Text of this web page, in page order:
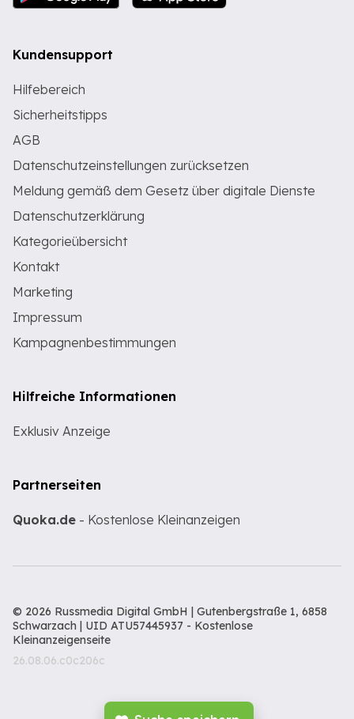
Kundensupport
Hilfebereich
Sicherheitstipps
AGB
Datenschutzeinstellungen zurücksetzen
Meldung gemäß dem Gesetz über digitale Dienste
Datenschutzerklärung
Kategorieübersicht
Kontakt
Marketing
Impressum
Kampagnenbestimmungen
Hilfreiche Informationen
Exklusiv Anzeige
Partnerseiten
Quoka.de - Kostenlose Kleinanzeigen
© 2026 Russmedia Digital GmbH | Gutenbergstraße 1, 6858
Schwarzach | UID ATU57445937 - Kostenlose
Kleinanzeigenseite
26.08.06.c0c206c